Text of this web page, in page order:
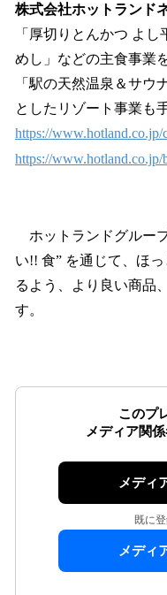
株式会社ホットランド
「厚切りとんかつ よ
めし」などの主食事業
「駅の天然温泉＆サウ
としたリゾート事業も
https://www.hotland.co.jp/
https://www.hotland.co.jp/
ホットランドグルー
い!! 食” を通じて、ほ
るよう、より良い商品
す。
このプ
メディア関
メディ
既に
メディ